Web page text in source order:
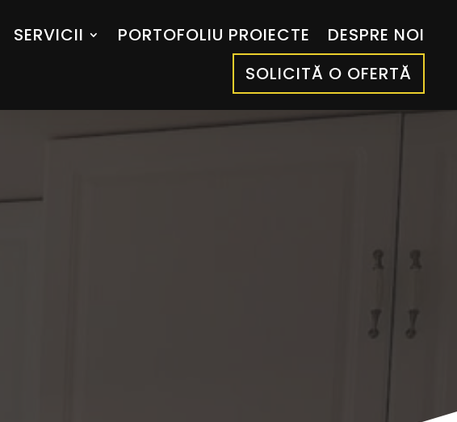
SERVICII PORTOFOLIU PROIECTE
DESPRE NOI
SOLICITĂ O OFERTĂ